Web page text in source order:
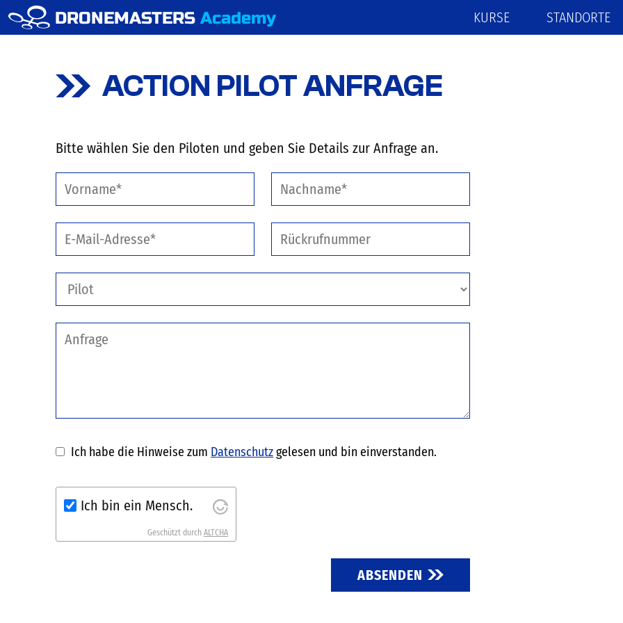
DRONEMASTERS Academy KURSE STANDORTE
ACTION PILOT ANFRAGE
Bitte wählen Sie den Piloten und geben Sie Details zur Anfrage an.
Ich habe die Hinweise zum Datenschutzgelesen und bin einverstanden.
Ich bin ein Mensch.
Geschützt durch ALTCHA
ABSENDEN